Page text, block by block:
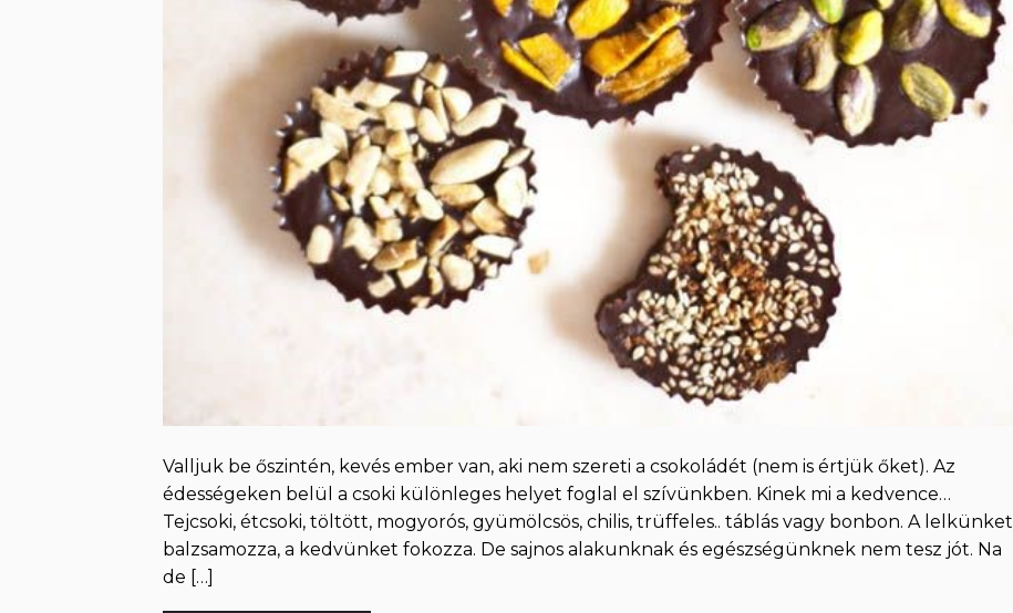
Valljuk be őszintén, kevés ember van, aki nem szereti a csokoládét (nem is értjük őket). Az
édességeken belül a csoki különleges helyet foglal el szívünkben. Kinek mi a kedvence…
Tejcsoki, étcsoki, töltött, mogyorós, gyümölcsös, chilis, trüffeles.. táblás vagy bonbon. A lelkünket
balzsamozza, a kedvünket fokozza. De sajnos alakunknak és egészségünknek nem tesz jót. Na
de […]